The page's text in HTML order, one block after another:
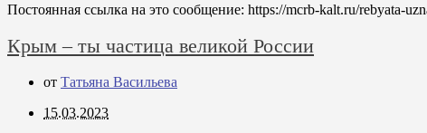
Постоянная ссылка на это сообщение: https://mcrb-kalt.ru/rebyata-
Крым – ты частица великой России
от Татьяна Васильева
15.03.2023